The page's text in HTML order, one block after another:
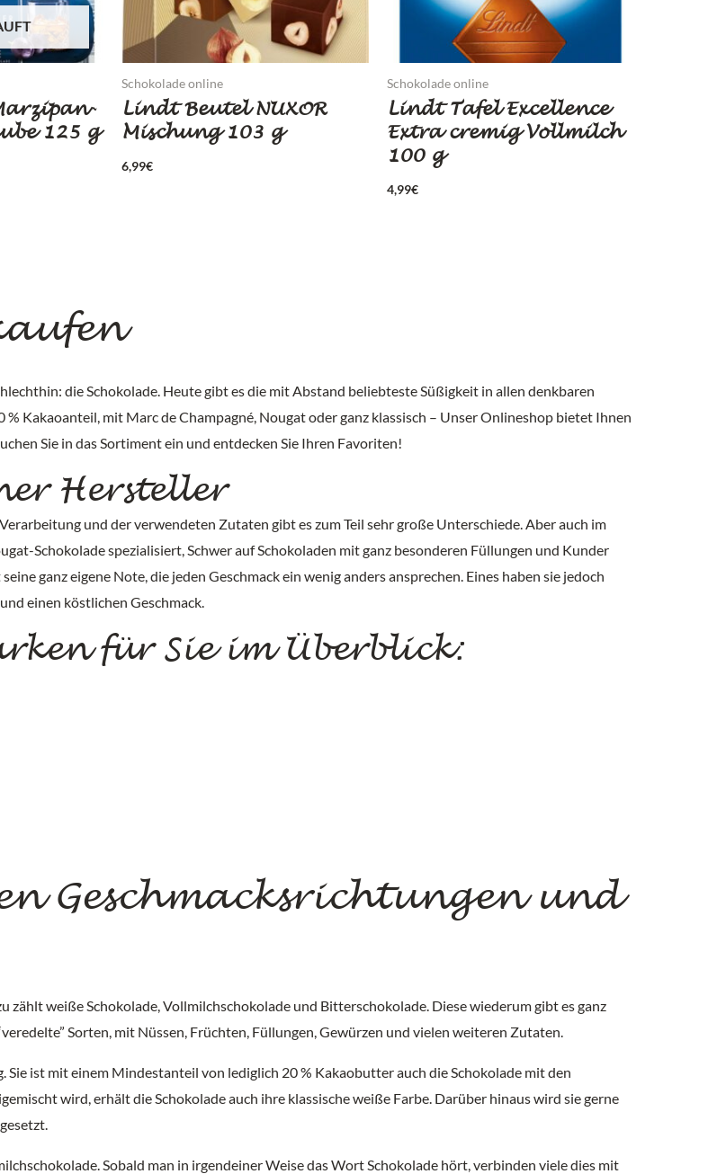
125 g
Schokolade online
Lindt Beutel NUXOR
Mischung 103 g
6,99€
Schokolade online
Lindt Tafel Excellence
Extra cremig Vollmilch
100 g
4,99€
die Schokolade. Heute gibt es die mit Abstand beliebteste Süßigkeit in allen denkbaren
Kakaoanteil, mit Marc de Champagné, Nougat oder ganz klassisch – Unser Onlineshop bietet Ihnen
Sie in das Sortiment ein und entdecken Sie Ihren Favoriten!
Hersteller
und der verwendeten Zutaten gibt es zum Teil sehr große Unterschiede. Aber auch im
Schokolade spezialisiert, Schwer auf Schokoladen mit ganz besonderen Füllungen und Kunder
ganz eigene Note, die jeden Geschmack ein wenig anders ansprechen. Eines haben sie jedoch
einen köstlichen Geschmack.
für Sie im Überblick:
Geschmacksrichtungen und
zählt weiße Schokolade, Vollmilchschokolade und Bitterschokolade. Diese wiederum gibt es ganz
Sorten, mit Nüssen, Früchten, Füllungen, Gewürzen und vielen weiteren Zutaten.
ist mit einem Mindestanteil von lediglich 20 % Kakaobutter auch die Schokolade mit den
wird, erhält die Schokolade auch ihre klassische weiße Farbe. Darüber hinaus wird sie gerne
Sobald man in irgendeiner Weise das Wort Schokolade hört, verbinden viele dies mit